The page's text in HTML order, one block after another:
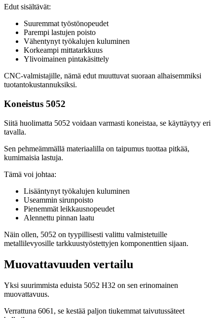
Edut sisältävät:
Suuremmat työstönopeudet
Parempi lastujen poisto
Vähentynyt työkalujen kuluminen
Korkeampi mittatarkkuus
Ylivoimainen pintakäsittely
CNC-valmistajille, nämä edut muuttuvat suoraan alhaisemmiksi
tuotantokustannuksiksi.
Koneistus 5052
Siitä huolimatta 5052 voidaan varmasti koneistaa, se käyttäytyy eri
tavalla.
Sen pehmeämmällä materiaalilla on taipumus tuottaa pitkää,
kumimaisia ​​lastuja.
Tämä voi johtaa:
Lisääntynyt työkalujen kuluminen
Useammin sirunpoisto
Pienemmät leikkausnopeudet
Alennettu pinnan laatu
Näin ollen, 5052 on tyypillisesti valittu valmistetuille
metallilevyosille tarkkuustyöstettyjen komponenttien sijaan.
Muovattavuuden vertailu
Yksi suurimmista eduista 5052 H32 on sen erinomainen
muovattavuus.
Verrattuna 6061, se kestää paljon tiukemmat taivutussäteet